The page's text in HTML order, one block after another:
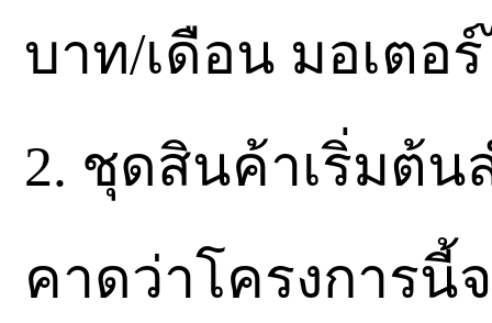
บาท/เดือน มอเตอ
2. ชุดสินค้าเริ่มต้น
คาดว่าโครงการนี้